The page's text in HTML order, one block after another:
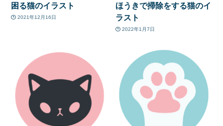
困る猫のイラスト
2021年12月16日
ほうきで掃除をする猫のイ
ラスト
2022年1月7日